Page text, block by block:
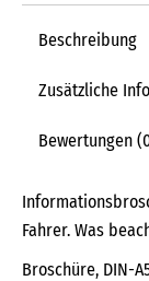
Beschreibung
Zusätzliche
Bewertungen
Fahrer. Was
Broschüre, DIN-